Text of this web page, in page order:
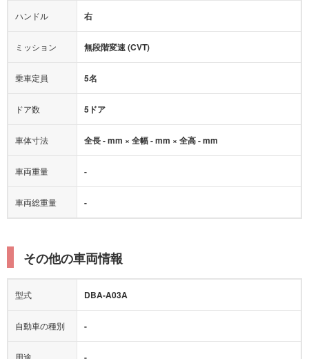
ヒルディセントコントロール
オートマチックハイビーム
ハンドル 右
ミッション 無段階変速 (CVT)
乗車定員 5名
ドア数 5ドア
車体寸法 全長 - mm × 全幅 - mm × 全高 - mm
車両重量 -
車両総重量 -
その他の車両情報
型式 DBA-A03A
自動車の種別 -